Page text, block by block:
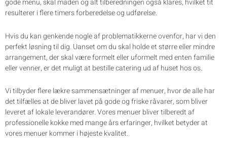
gode menu, skal maden og alt tilberedningen også klares, hvilket tit
resulterer i flere timers forberedelse og udførelse.
Hvis du kan genkende nogle af problematikkerne ovenfor, har vi den
perfekt løsning til dig. Uanset om du skal holde et større eller mindre
arrangement, der skal være formelt eller uformelt med enten familie
eller venner, er det muligt at bestille catering ud af huset hos os.
Vi tilbyder flere lækre sammensætninger af menuer, hvor de alle har
det tilfælles at de bliver lavet på gode og friske råvarer, som bliver
leveret af lokale leverandører. Vores menuer bliver tilberedt af
professionelle kokke med mange års erfaringer, hvilket betyder at
vores menuer kommer i højeste kvalitet.